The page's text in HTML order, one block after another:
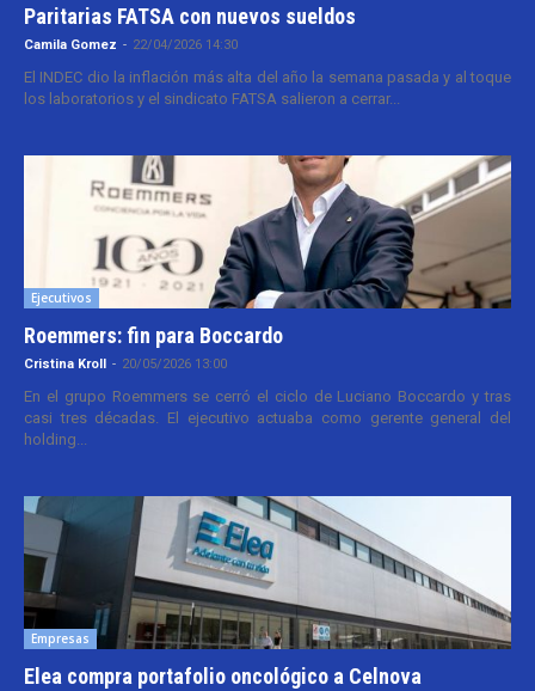
Paritarias FATSA con nuevos sueldos
Camila Gomez - 22/04/2026 14:30
El INDEC dio la inflación más alta del año la semana pasada y al toque
los laboratorios y el sindicato FATSA salieron a cerrar...
Ejecutivos
Roemmers: fin para Boccardo
Cristina Kroll - 20/05/2026 13:00
En el grupo Roemmers se cerró el ciclo de Luciano Boccardo y tras
casi tres décadas. El ejecutivo actuaba como gerente general del
holding...
Empresas
Elea compra portafolio oncológico a Celnova